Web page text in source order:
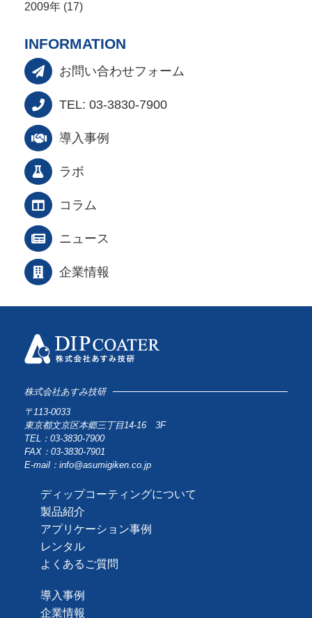
2009年 (17)
INFORMATION
お問い合わせフォーム
TEL: 03-3830-7900
導入事例
ラボ
コラム
ニュース
企業情報
株式会社あすみ技研
〒113-0033
東京都文京区本郷三丁目14-16 3F
TEL：03-3830-7900
FAX：03-3830-7901
E-mail：info@asumigiken.co.jp
ディップコーティングについて
製品紹介
アプリケーション事例
レンタル
よくあるご質問
導入事例
企業情報